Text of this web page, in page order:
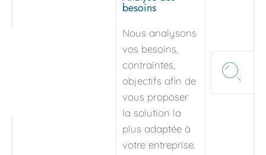
besoins
Nous analysons
vos besoins,
contraintes,
objectifs afin de
vous proposer
la solution la
plus adaptée à
votre entreprise.